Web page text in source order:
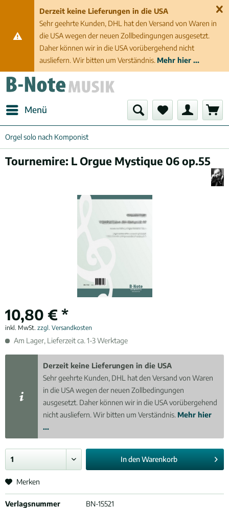
Derzeit keine Lieferungen in die USA
Sehr geehrte Kunden, DHL hat den Versand von Waren in
die USA wegen der neuen Zollbedingungen ausgesetzt.
Daher können wir in die USA vorübergehend nicht
ausliefern. Wir bitten um Verständnis. Mehr hier ...
Menü
Orgel solo nach Komponist
Tournemire: L Orgue Mystique 06 op.55
10,80 € *
inkl. MwSt. zzgl. Versandkosten
Am Lager, Lieferzeit ca. 1-3 Werktage
Derzeit keine Lieferungen in die USA
Sehr geehrte Kunden, DHL hat den Versand von Waren
in die USA wegen der neuen Zollbedingungen
ausgesetzt. Daher können wir in die USA vorübergehend
nicht ausliefern. Wir bitten um Verständnis. Mehr hier
...
In denWarenkorb
Merken
Verlagsnummer
BN-15521